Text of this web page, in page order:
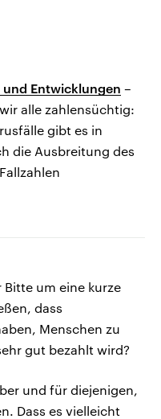
Entwicklungen –
alle zahlensüchtig:
gibt es in
die Ausbreitung des
Bitte um eine kurze
dass
Menschen zu
gut bezahlt wird?
und für diejenigen,
Dass es vielleicht